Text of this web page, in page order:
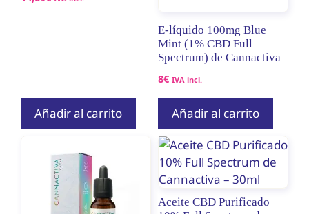
Añadir al carrito
E-líquido 100mg Blue
Mint (1% CBD Full
Spectrum) de Cannactiva
8€ IVA incl.
Añadir al carrito
Aceite CBD Purificado